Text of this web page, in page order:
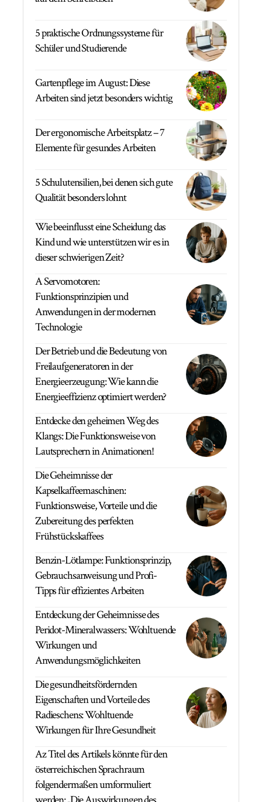
5 praktische Ordnungssysteme für
Schüler und Studierende
Gartenpflege im August: Diese
Arbeiten sind jetzt besonders wichtig
Der ergonomische Arbeitsplatz – 7
Elemente für gesundes Arbeiten
5 Schulutensilien, bei denen sich gute
Qualität besonders lohnt
Wie beeinflusst eine Scheidung das
Kind und wie unterstützen wir es in
dieser schwierigen Zeit?
A Servomotoren:
Funktionsprinzipien und
Anwendungen in der modernen
Technologie
Der Betrieb und die Bedeutung von
Freilaufgeneratoren in der
Energieerzeugung: Wie kann die
Energieeffizienz optimiert werden?
Entdecke den geheimen Weg des
Klangs: Die Funktionsweise von
Lautsprechern in Animationen!
Die Geheimnisse der
Kapselkaffeemaschinen:
Funktionsweise, Vorteile und die
Zubereitung des perfekten
Frühstückskaffees
Benzin-Lötlampe: Funktionsprinzip,
Gebrauchsanweisung und Profi-
Tipps für effizientes Arbeiten
Entdeckung der Geheimnisse des
Peridot-Mineralwassers: Wohltuende
Wirkungen und
Anwendungsmöglichkeiten
Die gesundheitsfördernden
Eigenschaften und Vorteile des
Radieschens: Wohltuende
Wirkungen für Ihre Gesundheit
Az Titel des Artikels könnte für den
österreichischen Sprachraum
folgendermaßen umformuliert